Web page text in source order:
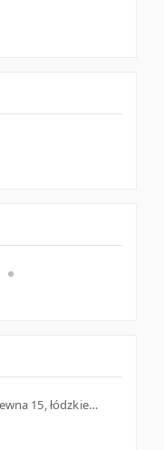
94-250 Łódź, Siewna 15, łódzkie